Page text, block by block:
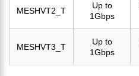
MESHVT2_T
Up to
1Gbps
MESHVT3_T
Up to
1Gbps